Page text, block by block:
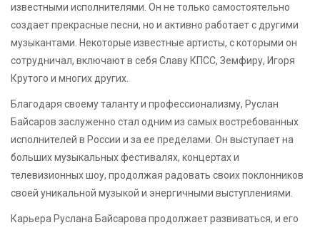
известными исполнителями. Он не только самостоятельно
создает прекрасные песни, но и активно работает с другими
музыкантами. Некоторые известные артисты, с которыми он
сотрудничал, включают в себя Славу КПСС, Земфиру, Игоря
Крутого и многих других.
Благодаря своему таланту и профессионализму, Руслан
Байсаров заслуженно стал одним из самых востребованных
исполнителей в России и за ее пределами. Он выступает на
больших музыкальных фестивалях, концертах и
телевизионных шоу, продолжая радовать своих поклонников
своей уникальной музыкой и энергичными выступлениями.
Карьера Руслана Байсарова продолжает развиваться, и его